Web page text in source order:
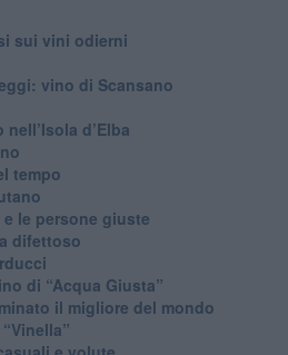
sui vini odierni
vino di Scansano
d’Elba
tempo
le persone giuste
difettoso
di “Acqua Giusta”
il migliore del mondo